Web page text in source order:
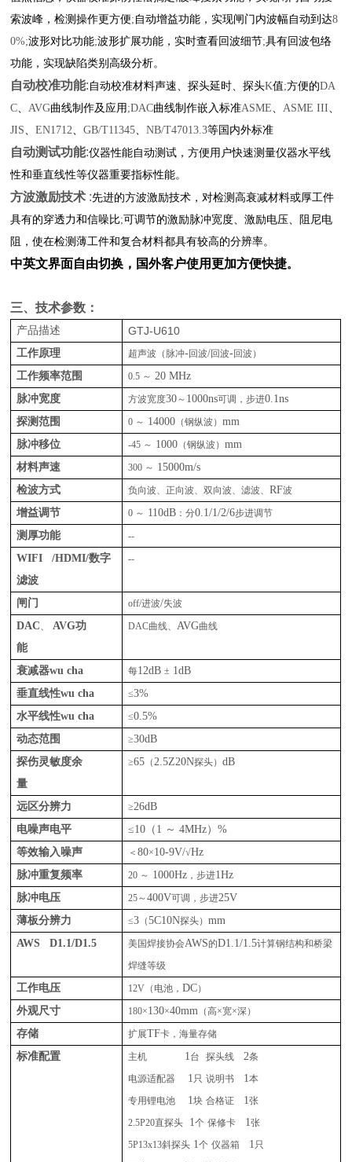
索波峰，检测操作更方便; 自动增益功能，实现闸门内波幅自动到达8
0%;波形对比功能;波形扩展功能，实时查看回波细节;具有回波包络
功能，实现缺陷类别高级分析。
自动校准功能: 自动校准材料声速、探头延时、探头K值;方便的DA
C、AVG曲线制作及应用 ;DAC曲线制作嵌入标准ASME、ASME III、
JIS、EN1712、GB/T11345、NB/T47013.3等国内外标准
自动测试功能:仪器性能自动测试，方便用户快速测量仪器水平线
性和垂直线性等仪器重要指标性能。
方波激励技术 :先进的方波激励技术，对检测高衰减材料或厚工件
具有的穿透力和信噪比;可调节的激励脉冲宽度、激励电压、阻尼电
阻，使在检测薄工件和复合材料都具有较高的分辨率。
中英文界面自由切换，国外客户使用更加方便快捷。
三、技术参数：
产品描述 GTJ-U610
工作原理 超声波（脉冲-回波/回波-回波）
工作频率范围 0.5 ～ 20 MHz
脉冲宽度
方波宽度30～ 1000ns可调，步进0.1ns
探测范围
0 ～ 14000 （钢纵波）mm
脉冲移位
-45 ～ 1000 （钢纵波）mm
材料声速
300 ～ 15000m/s
检波方式
负向波、正向波、双向波、滤波、RF波
增益调节 0 ～ 110dB ：分0.1/1/2/6步进调节
测厚功能 --
WIFI /HDMI/数字
滤波
--
闸门 off/进波/失波
DAC、 AVG功
能
DAC曲线、AVG曲线
衰减器wu cha 每12dB± 1dB
垂直线性wu cha ≤3%
水平线性wu cha ≤0.5%
动态范围
≥30dB
探伤灵敏度余
量
≥65 （2.5Z20N探头）dB
远区分辨力 ≥26dB
电噪声电平
≤10 （ 1 ～ 4MHz）%
等效输入噪声
＜80×10-9V/√Hz
脉冲重复频率
20 ～ 1000Hz ，步进1Hz
脉冲电压
25～400V可调，步进25V
薄板分辨力
≤3 （5C10N探头）mm
AWS D1.1/D1.5
美国焊接协会AWS的D1.1/1.5计算钢结构和桥梁
焊缝等级
工作电压 12V （电池，DC）
外观尺寸 180×130×40mm （高×宽×深）
存储 扩展TF卡，海量存储
标准配置 主机 1台 探头线 2条
电源适配器
1只 说明书 1本
专用锂电池
1块 合格证 1张
2.5P20直探头 1个 保修卡 1张
5P13x13斜探头 1个 仪器箱 1只